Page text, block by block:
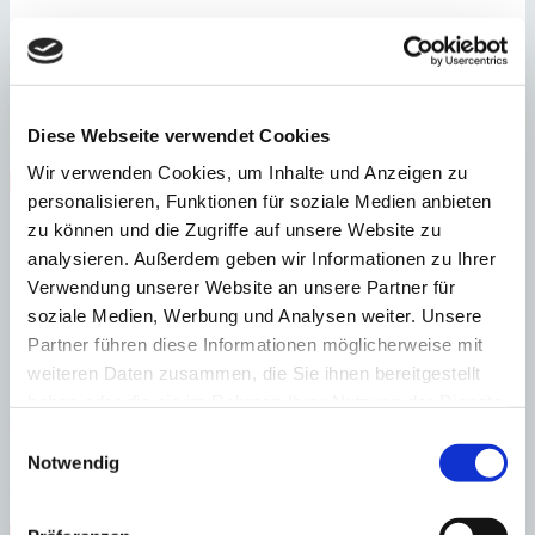
Diese Webseite verwendet Cookies
Wir verwenden Cookies, um Inhalte und Anzeigen zu
personalisieren, Funktionen für soziale Medien anbieten
zu können und die Zugriffe auf unsere Website zu
analysieren. Außerdem geben wir Informationen zu Ihrer
Verwendung unserer Website an unsere Partner für
soziale Medien, Werbung und Analysen weiter. Unsere
Partner führen diese Informationen möglicherweise mit
weiteren Daten zusammen, die Sie ihnen bereitgestellt
Notwendig
5.900.000
Ref : 27025
Immobilie anzeigen
Schlafzimmer 4 Badezimmer 4 Grundstück 1.300 m² Bebaute
Fläche 966 m²
Schlafzimmer
Badezimmer Grundstück 1.300 m²
Bebaute
Fläche 966 m² Heizung Fußbodenheizung Baujahr 2025
Preis: